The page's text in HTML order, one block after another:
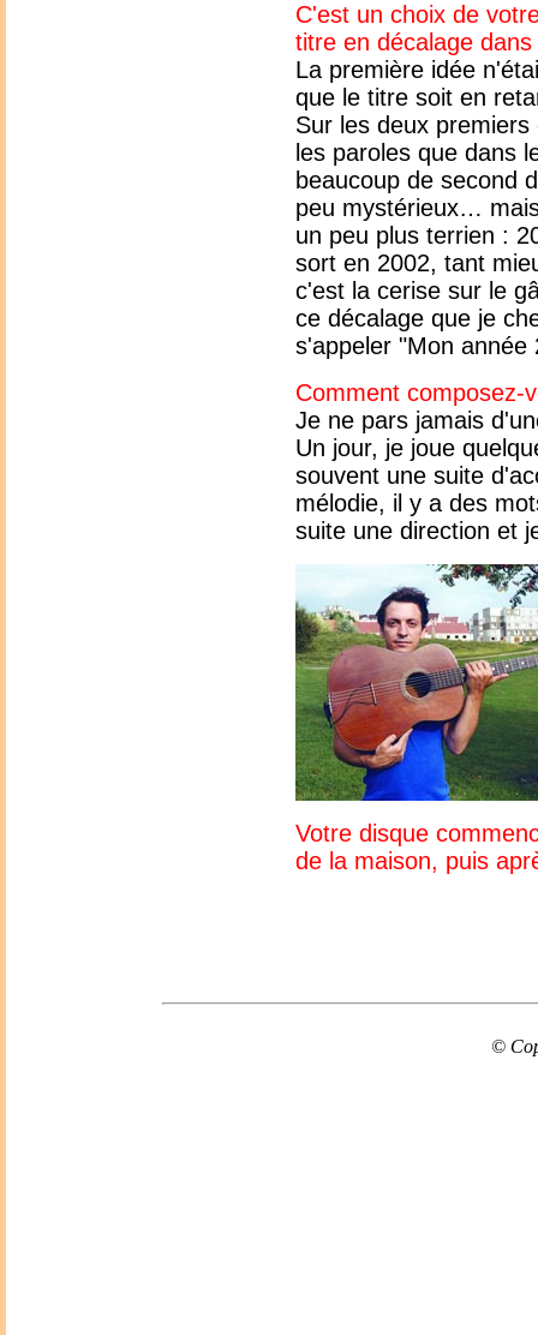
C'est un choix de
titre en décalage
La première idée
que le titre soit en
Sur les deux
les paroles que dans
beaucoup de second
peu mystérieux…
un peu plus terrien :
sort en 2002, tant
c'est la cerise sur le
ce décalage que je
s'appeler "Mon année
Comment composez-
Je ne pars jamais
Un jour, je joue
souvent une suite
mélodie, il y a des
suite une direction et
Votre disque
de la maison, puis
©